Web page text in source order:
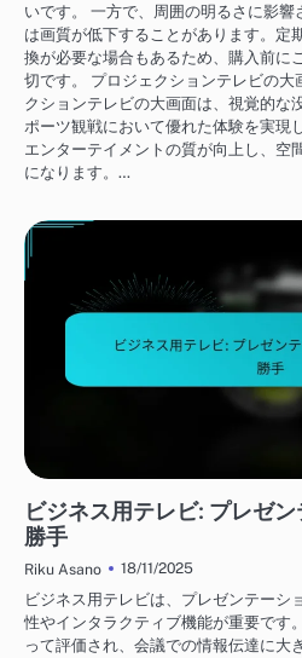
いです。 一方で、周囲の明るさに影
は画質が低下することがあります。定
換が必要な場合もあるため、購入前に
切です。 プロジェクションテレビの大
クションテレビの大画面は、視覚的な
ポーツ観戦において優れた体験を実現
エンターテイメントの質が向上し、空
になります。…
ビジネス用テレビ: プレゼ
勝手
Riku Asano
18/11/2025
ビジネス用テレビは、プレゼンテーシ
性やインタラクティブ機能が重要です
って評価され、会議での情報伝達に大